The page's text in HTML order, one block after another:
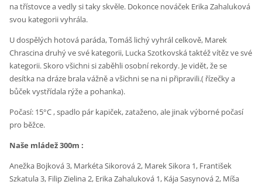
na třístovce a vedly si taky skvěle. Dokonce nováček Erika Zahaluková
svou kategorii vyhrála.
U dospělých hotová paráda, Tomáš lichý vyhrál celkově, Marek
Chrascina druhý ve své kategorii, Lucka Szotkovská taktéž vítěz ve své
kategorii. Skoro všichni si zaběhli osobní rekordy. Je vidět, že se
desítka na dráze brala vážně a všichni se na ni připravili.( řízečky a
bůček vystřídala rýže a pohanka).
Počasí: 15°C , spadlo pár kapiček, zataženo, ale jinak výborné počasí
pro běžce.
Naše mládež 300m :
Anežka Bojková 3, Markéta Sikorová 2, Marek Sikora 1, František
Szkatula 3, Filip Zielina 2, Erika Zahaluková 1, Kája Sasynová 2, Míša